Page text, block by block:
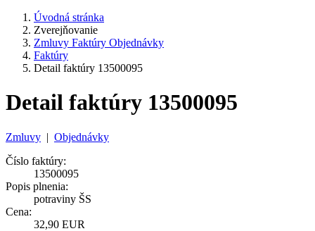
Úvodná stránka
Zverejňovanie
Zmluvy Faktúry Objednávky
Faktúry
Detail faktúry 13500095
Detail faktúry 13500095
Zmluvy | Objednávky
Číslo faktúry:
13500095
Popis plnenia:
potraviny ŠS
Cena:
32,90 EUR